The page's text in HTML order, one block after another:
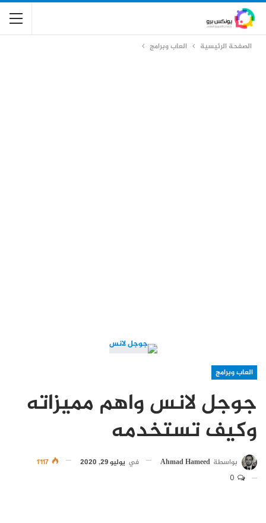
الصفحة الرئيسية العاب وبرامج
العاب وبرامج
جوجل لانس واهم مميزاته
وكيف تستخدمه
بواسطة Ahmad Hameed في يوليو 29, 2020